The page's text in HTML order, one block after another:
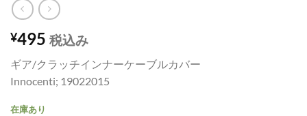
¥495 税込み
ギア/クラッチインナーケーブルカバー
Innocenti; 19022015
在庫あり